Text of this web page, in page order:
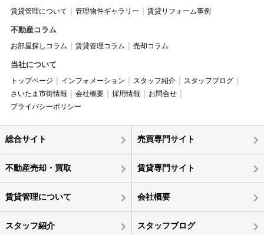
賃貸管理について 管理物件ギャラリー 賃貸リフォーム事例
不動産コラム
お部屋探しコラム 賃貸管理コラム 売却コラム
当社について
トップページ インフォメーション スタッフ紹介
スタッフブログ
さいたま市街情報
会社概要 採用情報
お問合せ
プライバシーポリシー
総合サイト 売買専門サイト
不動産売却・買取 賃貸専門サイト
賃貸管理について 会社概要
スタッフ紹介 スタッフブログ